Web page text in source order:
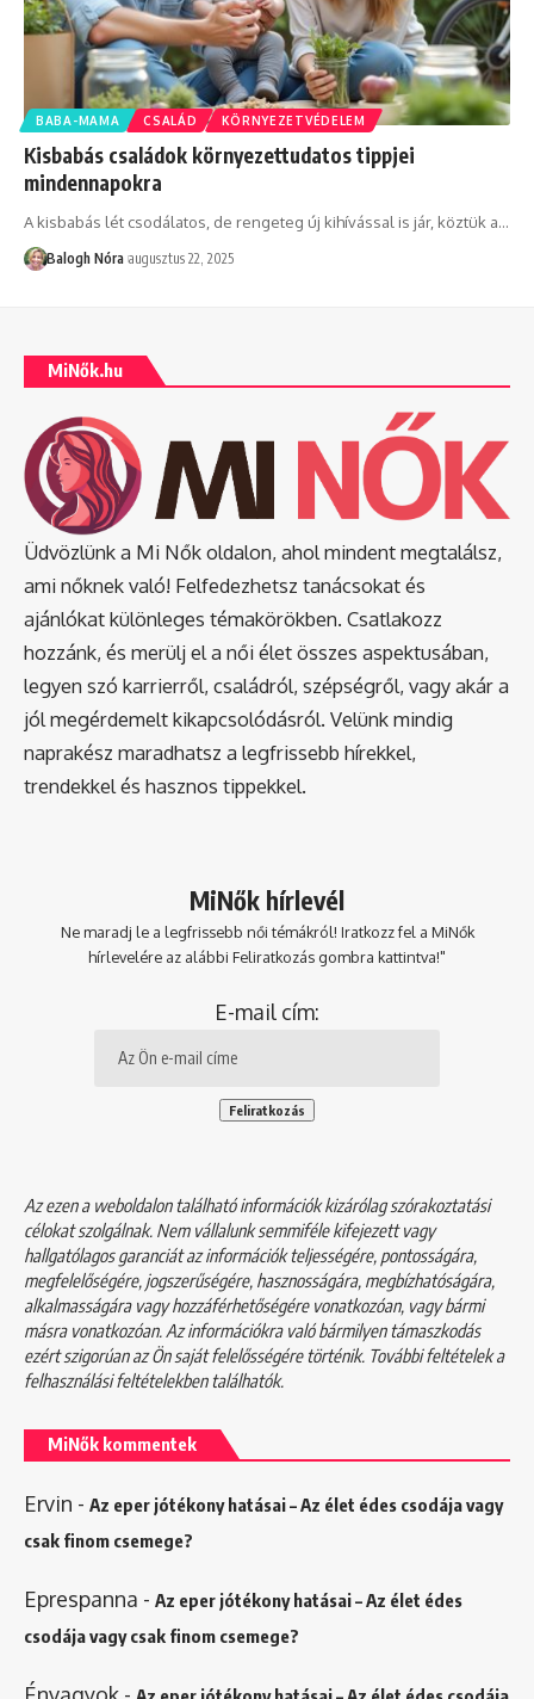
BABA-MAMA CSALÁD KÖRNYEZETVÉDELEM
Kisbabás családok környezettudatos tippjei
mindennapokra
A kisbabás lét csodálatos, de rengeteg új kihívással is jár, köztük a…
Balogh Nóra augusztus 22, 2025
MiNők.hu
Üdvözlünk a Mi Nők oldalon, ahol mindent megtalálsz,
ami nőknek való! Felfedezhetsz tanácsokat és
ajánlókat különleges témakörökben. Csatlakozz
hozzánk, és merülj el a női élet összes aspektusában,
legyen szó karrierről, családról, szépségről, vagy akár a
jól megérdemelt kikapcsolódásról. Velünk mindig
naprakész maradhatsz a legfrissebb hírekkel,
trendekkel és hasznos tippekkel.
MiNők hírlevél
Ne maradj le a legfrissebb női témákról! Iratkozz fel a MiNők
hírlevelére az alábbi Feliratkozás gombra kattintva!"
E-mail cím:
Az ezen a weboldalon található információk kizárólag szórakoztatási
célokat szolgálnak. Nem vállalunk semmiféle kifejezett vagy
hallgatólagos garanciát az információk teljességére, pontosságára,
megfelelőségére, jogszerűségére, hasznosságára, megbízhatóságára,
alkalmasságára vagy hozzáférhetőségére vonatkozóan, vagy bármi
másra vonatkozóan. Az információkra való bármilyen támaszkodás
ezért szigorúan az Ön saját felelősségére történik. További feltételek a
felhasználási feltételekbentalálhatók.
MiNők kommentek
Ervin - Az eper jótékony hatásai – Az élet édes csodája vagy
csak finom csemege?
Eprespanna - Az eper jótékony hatásai – Az élet édes
csodája vagy csak finom csemege?